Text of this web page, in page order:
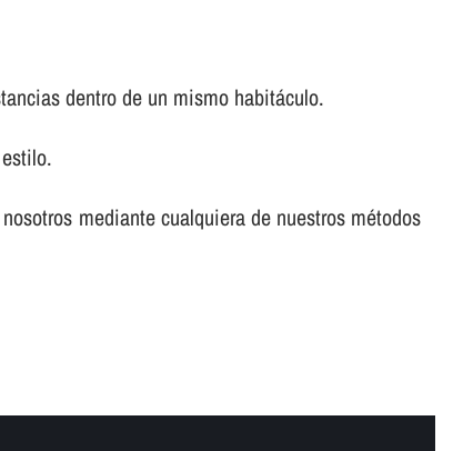
dentro de un mismo habitáculo.
mediante cualquiera de nuestros métodos